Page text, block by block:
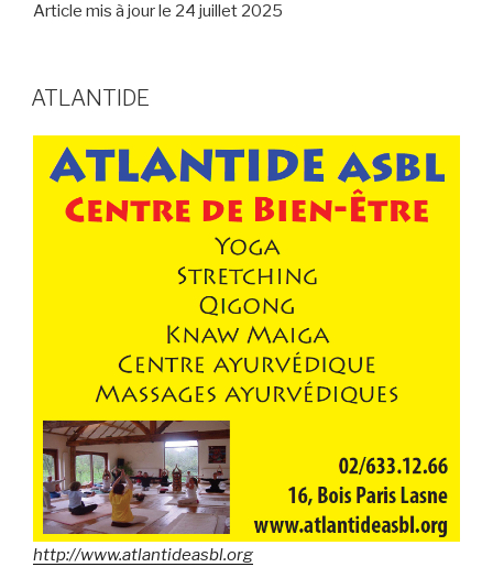
Article mis à jour le 24 juillet 2025
ATLANTIDE
http://www.atlantideasbl.org